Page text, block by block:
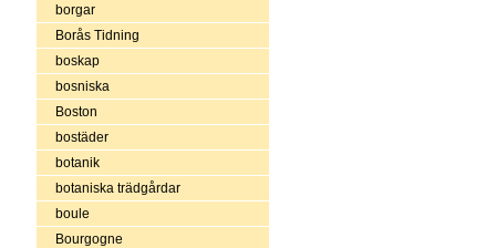
borgar
Borås Tidning
boskap
bosniska
Boston
bostäder
botanik
botaniska trädgårdar
boule
Bourgogne